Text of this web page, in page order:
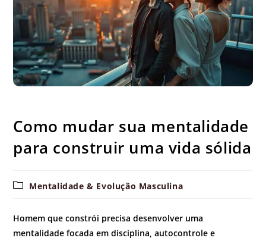
Como mudar sua mentalidade
para construir uma vida sólida
Categoria
Mentalidade & Evolução Masculina
Homem que constrói precisa desenvolver uma
mentalidade focada em disciplina, autocontrole e